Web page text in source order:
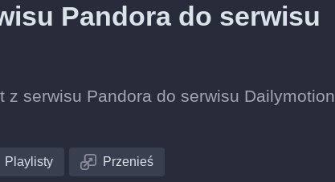
Pandora do serwisu
serwisu Pandora do serwisu Dailymotion
Playlisty Przenieś